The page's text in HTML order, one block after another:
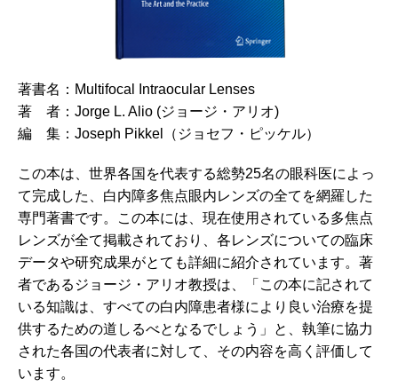
著書名：Multifocal Intraocular Lenses
著 者：Jorge L. Alio (ジョージ・アリオ)
編 集：Joseph Pikkel（ジョセフ・ピッケル）
この本は、世界各国を代表する総勢25名の眼科医によっ
て完成した、白内障多焦点眼内レンズの全てを網羅した
専門著書です。この本には、現在使用されている多焦点
レンズが全て掲載されており、各レンズについての臨床
データや研究成果がとても詳細に紹介されています。著
者であるジョージ・アリオ教授は、「この本に記されて
いる知識は、すべての白内障患者様により良い治療を提
供するための道しるべとなるでしょう」と、執筆に協力
された各国の代表者に対して、その内容を高く評価して
います。